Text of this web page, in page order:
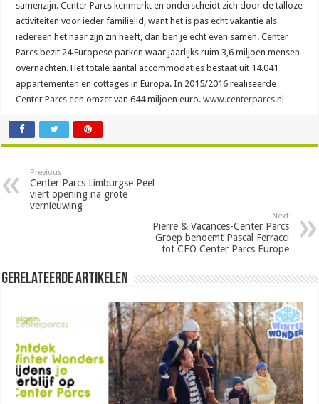
samenzijn. Center Parcs kenmerkt en onderscheidt zich door de talloze
activiteiten voor ieder familielid, want het is pas echt vakantie als
iedereen het naar zijn zin heeft, dan ben je echt even samen. Center
Parcs bezit 24 Europese parken waar jaarlijks ruim 3,6 miljoen mensen
overnachten. Het totale aantal accommodaties bestaat uit 14.041
appartementen en cottages in Europa. In 2015/2016 realiseerde
Center Parcs een omzet van 644 miljoen euro.www.centerparcs.nl
Previous
Center Parcs Limburgse Peel
viert opening na grote
vernieuwing
Next
Pierre & Vacances-Center Parcs
Groep benoemt Pascal Ferracci
tot CEO Center Parcs Europe
Gerelateerde Artikelen